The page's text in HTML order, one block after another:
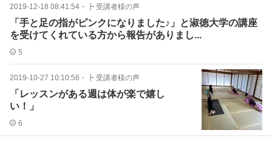
2019-12-18 08:41:54 ・ ┣ 受講者様の声
「手と足の指がピンクになりました♪」と淑徳大学の講座
を受けてくれている方から報告がありまし...
5
2019-10-27 10:10:56 ・ ┣ 受講者様の声
「レッスンがある週は体が楽で嬉し
い！」
6